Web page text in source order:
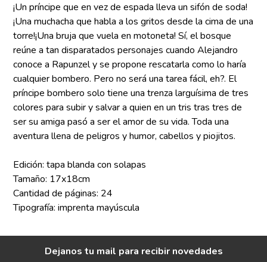
¡Un príncipe que en vez de espada lleva un sifón de soda!
¡Una muchacha que habla a los gritos desde la cima de una
torre!¡Una bruja que vuela en motoneta! Sí, el bosque
reúne a tan disparatados personajes cuando Alejandro
conoce a Rapunzel y se propone rescatarla como lo haría
cualquier bombero. Pero no será una tarea fácil, eh?. El
príncipe bombero solo tiene una trenza larguísima de tres
colores para subir y salvar a quien en un tris tras tres de
ser su amiga pasó a ser el amor de su vida. Toda una
aventura llena de peligros y humor, cabellos y piojitos.
Edición: tapa blanda con solapas
Tamaño: 17x18cm
Cantidad de páginas: 24
Tipografía: imprenta mayúscula
Dejanos tu mail para recibir novedades